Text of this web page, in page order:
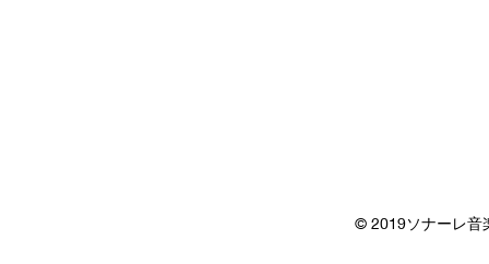
© 2019ソナーレ音